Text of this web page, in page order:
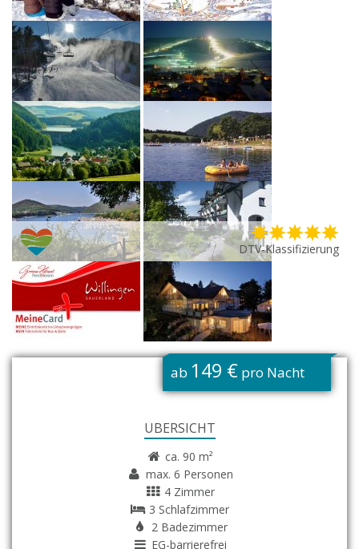
DTV-Klassifizierung
ab 149 € pro Nacht
ÜBERSICHT
ca. 90 m²
max. 6 Personen
4 Zimmer
3 Schlafzimmer
2 Badezimmer
EG-barrierefrei